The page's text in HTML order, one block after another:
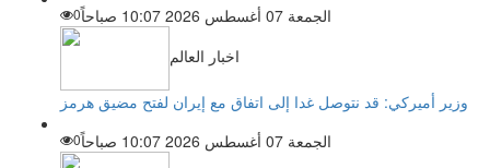
الجمعة 07 أغسطس 2026 10:07 صباحاً
0
اخبار العالم
وزير أميركي: قد نتوصل غدا إلى اتفاق مع إيران لفتح مضيق هرمز
الجمعة 07 أغسطس 2026 10:07 صباحاً
0